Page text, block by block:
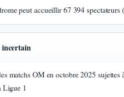
peut accueillir 67 394 spectateurs (
incertain
matchs OM en octobre 2025 sujettes
Ligue 1